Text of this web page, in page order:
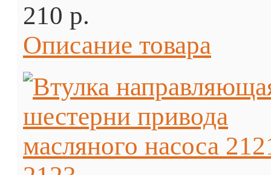
210 p.
Описание товара